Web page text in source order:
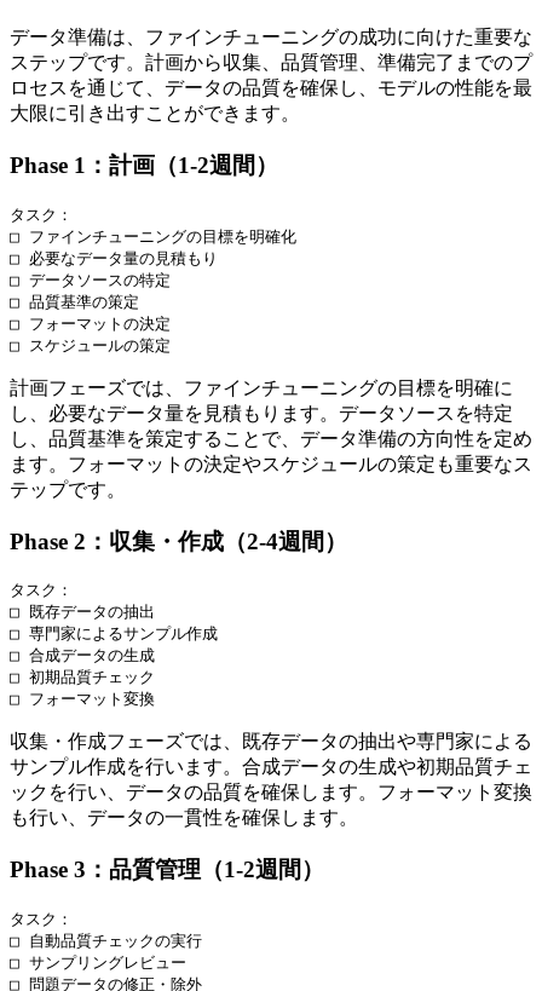
データ準備は、ファインチューニングの成功に向けた重要な
ステップです。計画から収集、品質管理、準備完了までのプ
ロセスを通じて、データの品質を確保し、モデルの性能を最
大限に引き出すことができます。
Phase 1：計画（1-2週間）
タスク：
□ ファインチューニングの目標を明確化
□ 必要なデータ量の見積もり
□ データソースの特定
□ 品質基準の策定
□ フォーマットの決定
計画フェーズでは、ファインチューニングの目標を明確に
し、必要なデータ量を見積もります。データソースを特定
し、品質基準を策定することで、データ準備の方向性を定め
ます。フォーマットの決定やスケジュールの策定も重要なス
テップです。
Phase 2：収集・作成（2-4週間）
タスク：
□ 既存データの抽出
□ 専門家によるサンプル作成
□ 合成データの生成
□ 初期品質チェック
収集・作成フェーズでは、既存データの抽出や専門家による
サンプル作成を行います。合成データの生成や初期品質チェ
ックを行い、データの品質を確保します。フォーマット変換
も行い、データの一貫性を確保します。
Phase 3：品質管理（1-2週間）
タスク：
□ 自動品質チェックの実行
□ サンプリングレビュー
□ 問題データの修正・除外